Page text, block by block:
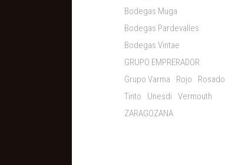
Bodegas Muga
Bodegas Pardevalles
Bodegas Vintae
GRUPO EMPRERADOR
Grupo Varma
Rojo
Rosado
Tinto
Unesdi
Vermouth
ZARAGOZANA